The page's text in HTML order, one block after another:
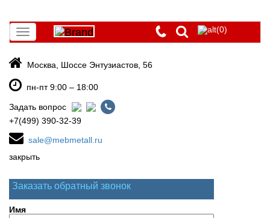
Toggle
navigation
(0)
Москва, Шоссе Энтузиастов, 56
пн-пт 9:00 – 18:00
Задать вопрос
+7(499) 390-32-39
sale@mebmetall.ru
закрыть
Заказать обратный звонок
Имя